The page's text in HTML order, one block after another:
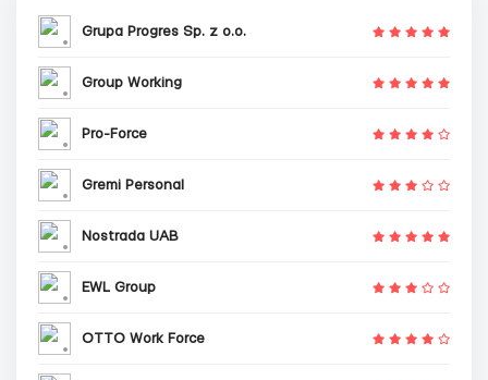
Grupa Progres Sp. z o.o.
Group Working
Pro-Force
Gremi Personal
Nostrada UAB
EWL Group
OTTO Work Force